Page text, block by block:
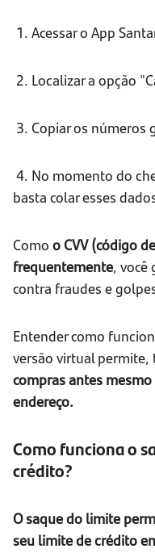
1. Acessar o App
2. Localizar a opção
3. Copiar os números
4. No momento do
basta colar esses
Como o CVV (código
frequentemente, você
contra fraudes e
Entender como
versão virtual permite,
compras antes
endereço.
Como funciona o
crédito?
O saque do limite
seu limite de crédito